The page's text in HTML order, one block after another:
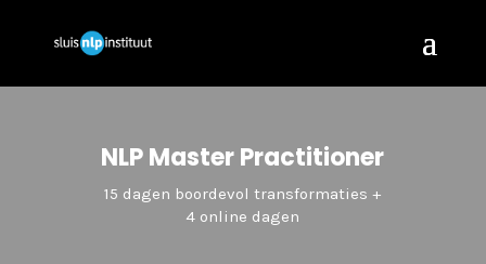
NLP Master Practitioner
15 dagen boordevol transformaties +
4 online dagen